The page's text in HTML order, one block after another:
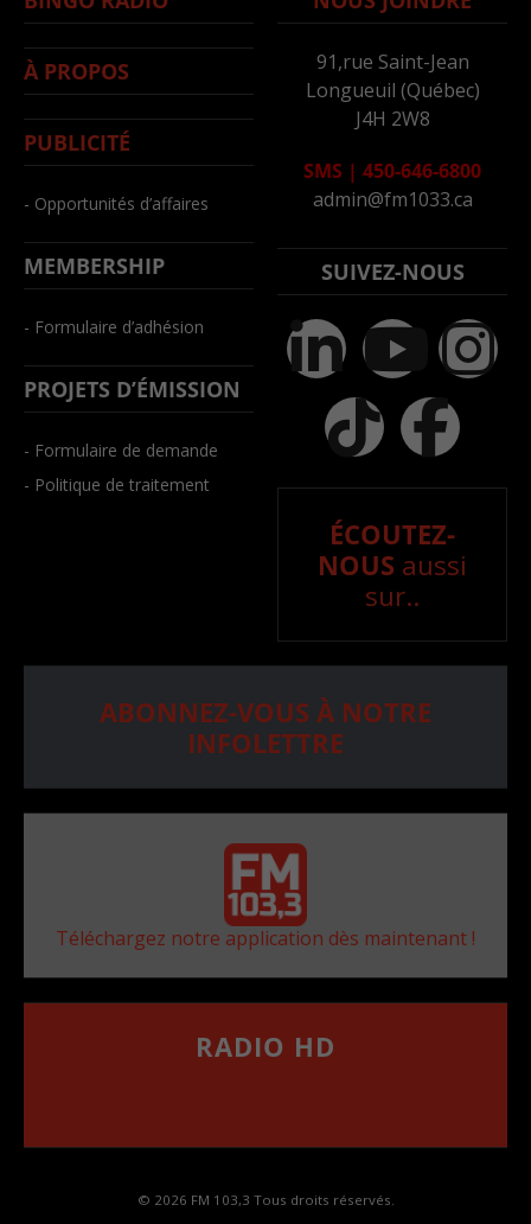
À PROPOS
PUBLICITÉ
- Opportunités d’affaires
MEMBERSHIP
- Formulaire d’adhésion
PROJETS D’ÉMISSION
- Formulaire de demande
- Politique de traitement
91,rue Saint-Jean
Longueuil (Québec)
J4H 2W8
SMS | 450-646-6800
admin@fm1033.ca
SUIVEZ-NOUS
ÉCOUTEZ-
NOUS aussi
sur..
ABONNEZ-VOUS À NOTRE
INFOLETTRE
Téléchargez notre application dès maintenant !
RADIO HD
© 2026 FM 103,3 Tous droits réservés.